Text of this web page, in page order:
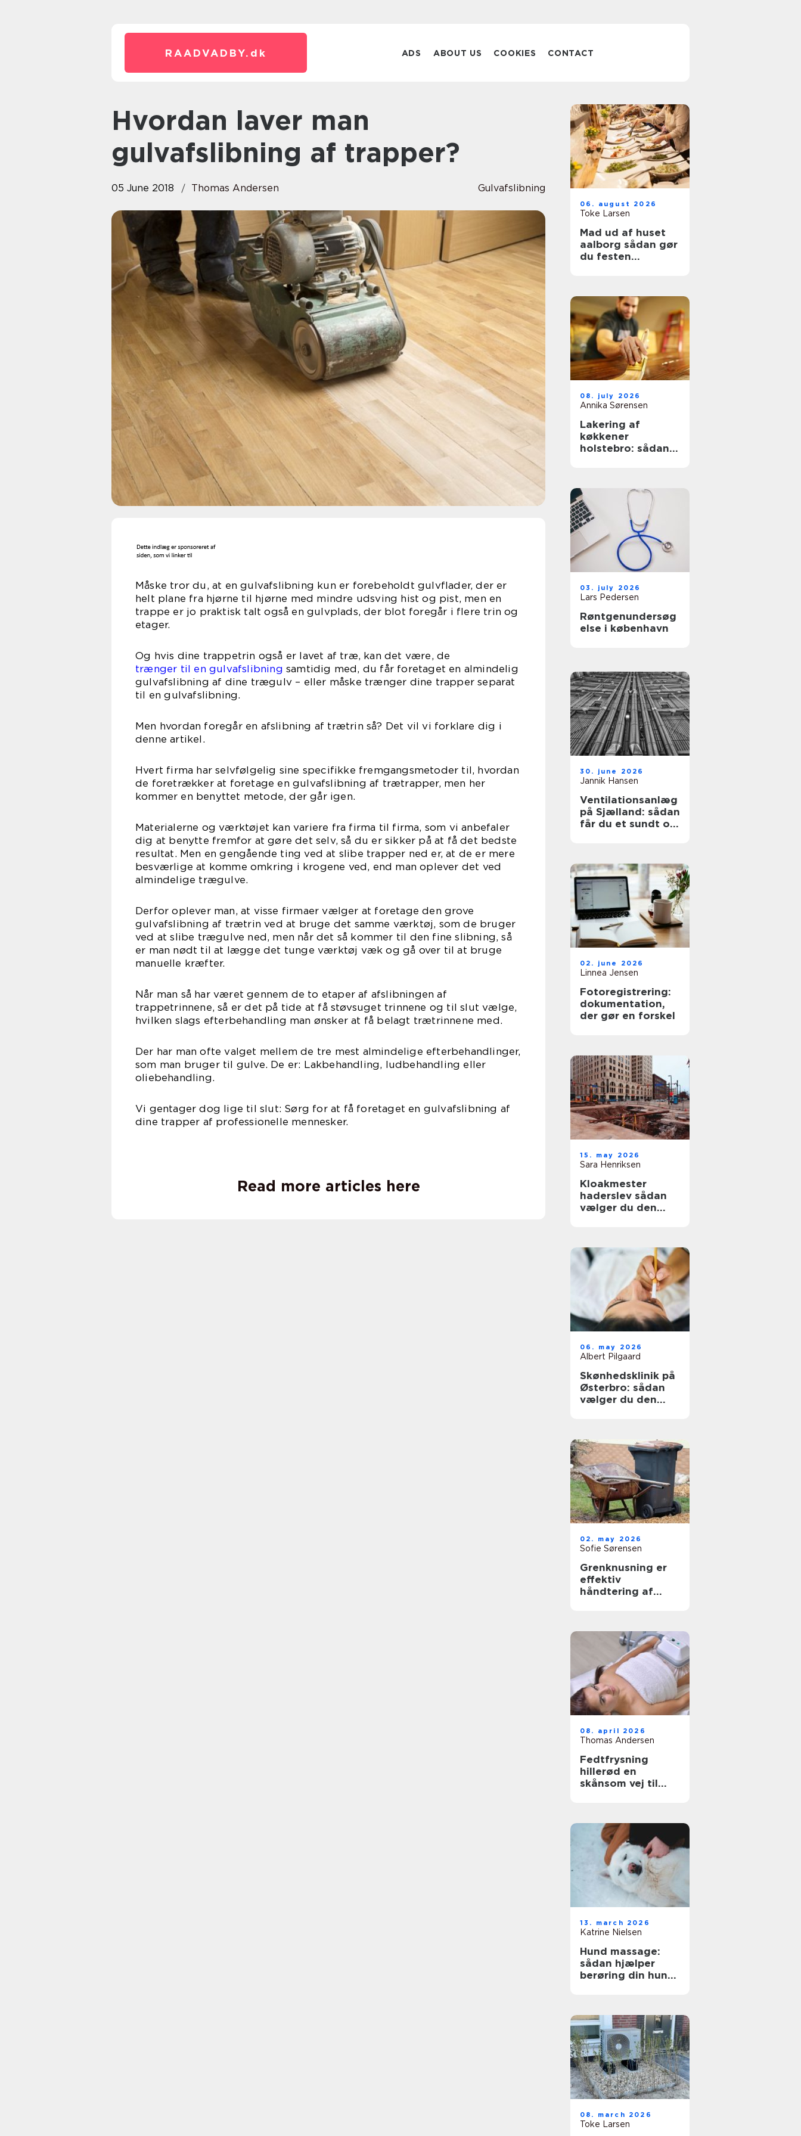
RAADVADBY. dk ADS ABOUT US COOKIES CONTACT
Hvordan laver man
gulvafslibning af trapper?
05 June 2018 Thomas Andersen Gulvafslibning
Måske tror du, at en gulvafslibning kun er forebeholdt gulvflader, der er
helt plane fra hjørne til hjørne med mindre udsving hist og pist, men en
trappe er jo praktisk talt også en gulvplads, der blot foregår i flere trin og
etager.
Og hvis dine trappetrin også er lavet af træ, kan det være, de
trænger til en gulvafslibning samtidig med, du får foretaget en almindelig
gulvafslibning af dine trægulv – eller måske trænger dine trapper separat
til en gulvafslibning.
Men hvordan foregår en afslibning af trætrin så? Det vil vi forklare dig i
denne artikel.
Hvert firma har selvfølgelig sine specifikke fremgangsmetoder til, hvordan
de foretrækker at foretage en gulvafslibning af trætrapper, men her
kommer en benyttet metode, der går igen.
Materialerne og værktøjet kan variere fra firma til firma, som vi anbefaler
dig at benytte fremfor at gøre det selv, så du er sikker på at få det bedste
resultat. Men en gengående ting ved at slibe trapper ned er, at de er mere
besværlige at komme omkring i krogene ved, end man oplever det ved
almindelige trægulve.
Derfor oplever man, at visse firmaer vælger at foretage den grove
gulvafslibning af trætrin ved at bruge det samme værktøj, som de bruger
ved at slibe trægulve ned, men når det så kommer til den fine slibning, så
er man nødt til at lægge det tunge værktøj væk og gå over til at bruge
manuelle kræfter.
Når man så har været gennem de to etaper af afslibningen af
trappetrinnene, så er det på tide at få støvsuget trinnene og til slut vælge,
hvilken slags efterbehandling man ønsker at få belagt trætrinnene med.
Der har man ofte valget mellem de tre mest almindelige efterbehandlinger,
som man bruger til gulve. De er: Lakbehandling, ludbehandling eller
oliebehandling.
Vi gentager dog lige til slut: Sørg for at få foretaget en gulvafslibning af
dine trapper af professionelle mennesker.
Read more articles here
06. august 2026
Toke Larsen
Mad ud af huset
aalborg sådan gør
du festen
08. july 2026
Annika Sørensen
Lakering af
køkkener
holstebro: sådan
03. july 2026
Lars Pedersen
Røntgenundersøg
else i københavn
30. june 2026
Jannik Hansen
Ventilationsanlæg
på Sjælland: sådan
får du et sundt og
02. june 2026
Linnea Jensen
Fotoregistrering:
dokumentation,
der gør en forskel
15. may 2026
Sara Henriksen
Kloakmester
haderslev sådan
vælger du den
06. may 2026
Albert Pilgaard
Skønhedsklinik på
Østerbro: sådan
vælger du den
02. may 2026
Sofie Sørensen
Grenknusning er
effektiv
håndtering af
08. april 2026
Thomas Andersen
Fedtfrysning
hillerød en
skånsom vej til
13. march 2026
Katrine Nielsen
Hund massage:
sådan hjælper
berøring din hund
08. march 2026
Toke Larsen